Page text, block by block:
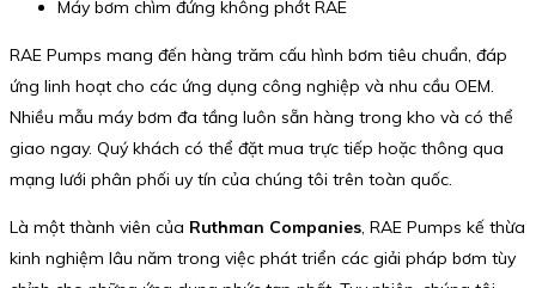
Máy bơm chìm đứng không phớt RAE
RAE Pumps mang đến hàng trăm cấu hình bơm tiêu chuẩn, đáp
ứng linh hoạt cho các ứng dụng công nghiệp và nhu cầu OEM.
Nhiều mẫu máy bơm đa tầng luôn sẵn hàng trong kho và có thể
giao ngay. Quý khách có thể đặt mua trực tiếp hoặc thông qua
mạng lưới phân phối uy tín của chúng tôi trên toàn quốc.
Là một thành viên của Ruthman Companies, RAE Pumps kế thừa
kinh nghiệm lâu năm trong việc phát triển các giải pháp bơm tùy